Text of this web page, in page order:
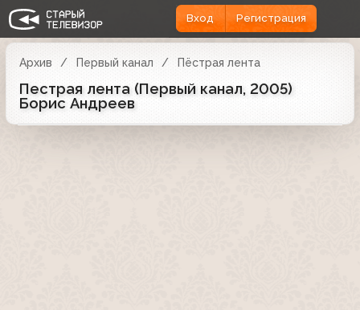
Вход Регистрация
Архив Первый канал Пёстрая лента
Пестрая лента (Первый канал, 2005)
Борис Андреев